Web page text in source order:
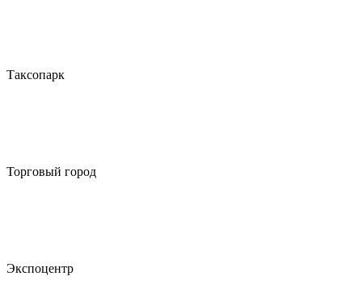
Таксопарк
Торговый город
Экспоцентр